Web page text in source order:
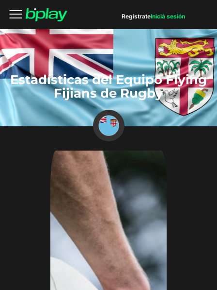
RegistrateIniciá sesión
Estadísticas del Equipo Flying
Fijians de Rugby